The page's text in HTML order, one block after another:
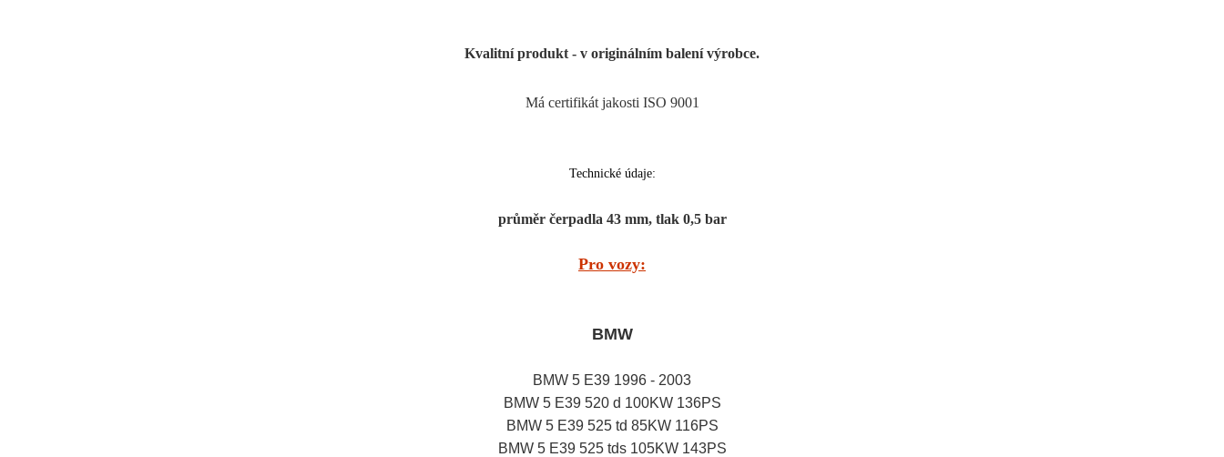
Kvalitní produkt - v originálním balení výrobce.
Má certifikát jakosti ISO 9001
Technické údaje:
průměr čerpadla 43 mm, tlak 0,5 bar
Pro vozy:
BMW
BMW 5 E39 1996 - 2003
BMW 5 E39 520 d 100KW 136PS
BMW 5 E39 525 td 85KW 116PS
BMW 5 E39 525 tds 105KW 143PS